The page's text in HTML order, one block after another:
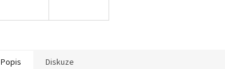
Popis Diskuze